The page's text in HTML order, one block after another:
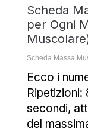
Scheda
per Ogni
Scheda Massa
Ecco i
Ripetizioni:
secondi,
del